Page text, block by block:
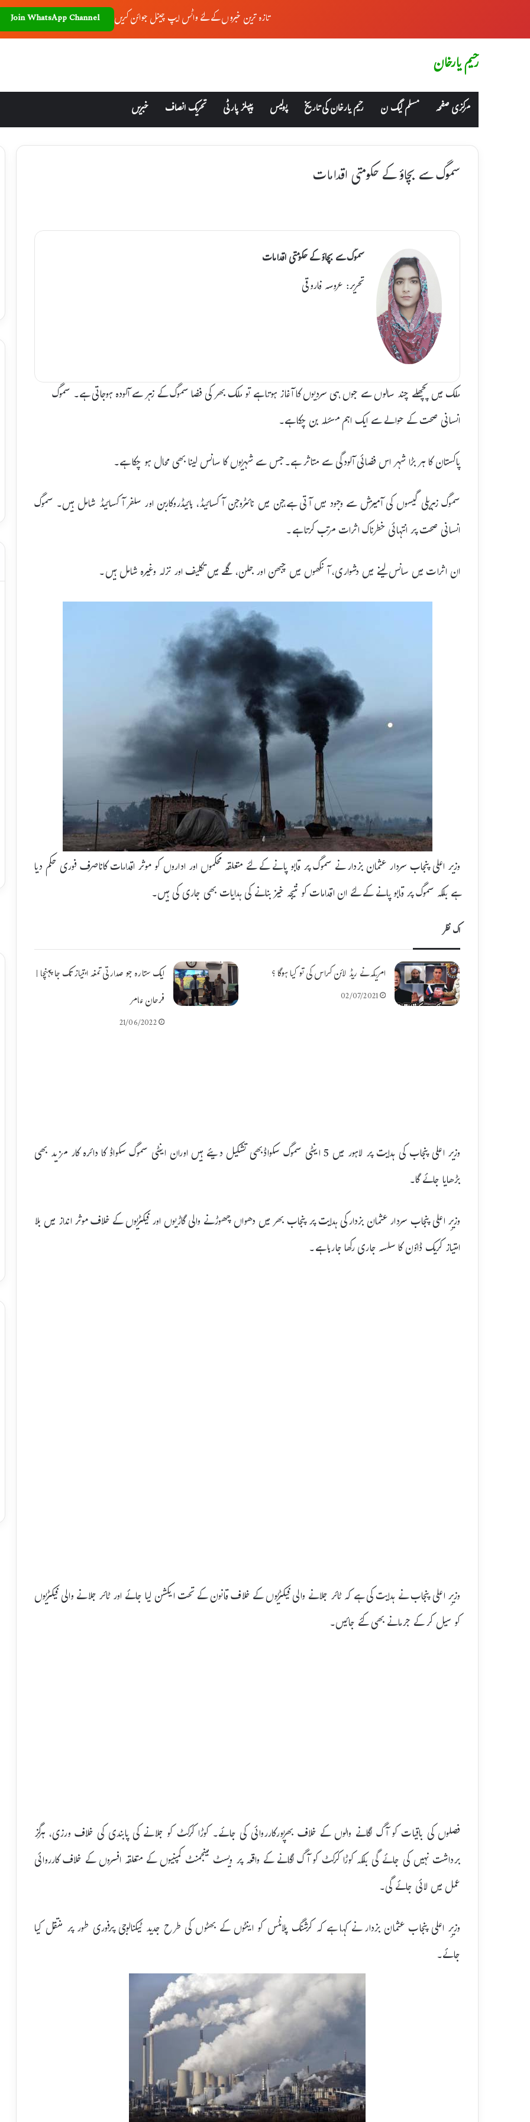
تازہ ترین خبروں کے لئے واٹس ایپ چینل جوائن کریں Join WhatsApp Channel
رحیم یارخان
مرکزی صفحہ مسلم لیگ ن رحیم یارخان کی تاریخ پولیس پیپلز پارٹی تحریک انصاف خبریں
سموگ سے بچاؤ کے حکومتی اقدامات
سموگ سے بچاؤ کے حکومتی اقدامات
تحریر: عروسہ فاروقی
ملک میں پچھلے چند سالوں سے جوں ہی سردیوں کا آغاز ہوتا ہے تو ملک بھر کی فضا سموگ کے زہر سے آلودہ ہوجاتی ہے۔ سموگ
انسانی صحت کے حوالے سے ایک اہم مسئلہ بن چکا ہے۔
پاکستان کا ہر بڑا شہر اس فضائی آلودگی سے متاثر ہے۔جس سے شہریوں کا سانس لینا بھی محال ہو چکا ہے۔
سموگ زہریلی گیسوں کی آمیزش سے وجود میں آتی ہے،جن میں نائٹروجن آکسائیڈ، ہائیڈروکاربن اور سلفر آکسائیڈ شامل ہیں۔ سموگ
انسانی صحت پر انتہائی خطرناک اثرات مرتب کرتا ہے۔
ان اثرات میں سانس لینے میں دشواری، آنکھوں میں چبھن اور جلن، گلے میں تکلیف اور نزلہ وغیرہ شامل ہیں۔
وزیر اعلی پنجاب سردار عثمان بزدار نے سموگ پر قابو پانے کے لئے متعلقہ محکموں اور اداروں کو موثر اقدامات کاناصرف فوری حکم دیا
ہے بلکہ سموگ پر قابو پانے کے لئے ان اقدامات کو نتیجہ خیز بنانے کی ہدایات بھی جاری کی ہیں۔
اک نظر
امریکہ نے ریڈ لائن کراس کی تو کیا ہوگا ؟
02/07/2021
ایک ستارہ جو صدارتی تمغہ امتیاز تک جا پہنچا |
فرحان عامر
21/06/2022
وزیر اعلی پنجاب کی ہدایت پر لاہور میں 5 اینٹی سموگ سکواڈبھی تشکیل دیئے ہیں اوران اینٹی سموگ سکواڈ کا دائرہ کار مزید بھی
بڑھایا جائے گا۔
وزیرِ اعلی پنجاب سردار عثمان بزدارکی ہدایت پر پنجاب بھر میں دھواں چھوڑنے والی گاڑیوں اور فیکٹریوں کے خلاف موثر انداز میں بلا
امتیاز کریک ڈاؤن کا سلسہ جاری رکھا جارہا ہے۔
وزیرِ اعلی پنجاب نے ہدایت کی ہے کہ ٹائر جلانے والی فیکٹریوں کے خلاف قانون کے تحت ایکشن لیا جائے اور ٹائر جلانے والی فیکٹریوں
کو سیل کر کے جرمانے بھی کئے جائیں۔
فصلوں کی باقیات کو آگ لگانے والوں کے خلاف بھرپورکارروائی کی جائے۔ کوڑا کرکٹ کو جلانے کی پابندی کی خلاف ورزی، ہرگز
برداشت نہیں کی جائے گی بلکہ کوڑا کرکٹ کو آگ لگانے کے واقعہ پر ویسٹ مینجمنٹ کمپنیوں کے متعلقہ افسروں کے خلاف کارروائی
عمل میں لائی جائے گی۔
وزیرِ اعلی پنجاب عثمان بزدار نے کہا ہے کہ کرشنگ پلانٹس کو اینٹوں کے بھٹوں کی طرح جدید ٹیکنالوجی پرفوری طور پر منتقل کیا
جائے۔